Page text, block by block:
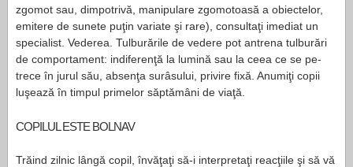
zgomot sau, dimpotrivă, manipulare zgomotoasă a obiectelor,
emitere de sunete puţin variate şi rare), consultaţi imediat un
specialist. Vederea. Tulburările de ve­dere pot antrena tulburări
de comportament: indiferenţă la lumină sau la ceea ce se pe­
trece în jurul său, absenţa surâsului, privire fixă. Anu­miţi copii
luşează în timpul primelor săptămâni de viaţă.
COPILUL ESTE BOLNAV
Trăind zilnic lângă copil, în­văţaţi să-i interpretaţi reac­ţiile şi să vă